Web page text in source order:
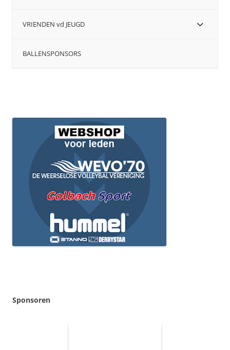
VRIENDEN vd JEUGD
BALLENSPONSORS
Sponsoren